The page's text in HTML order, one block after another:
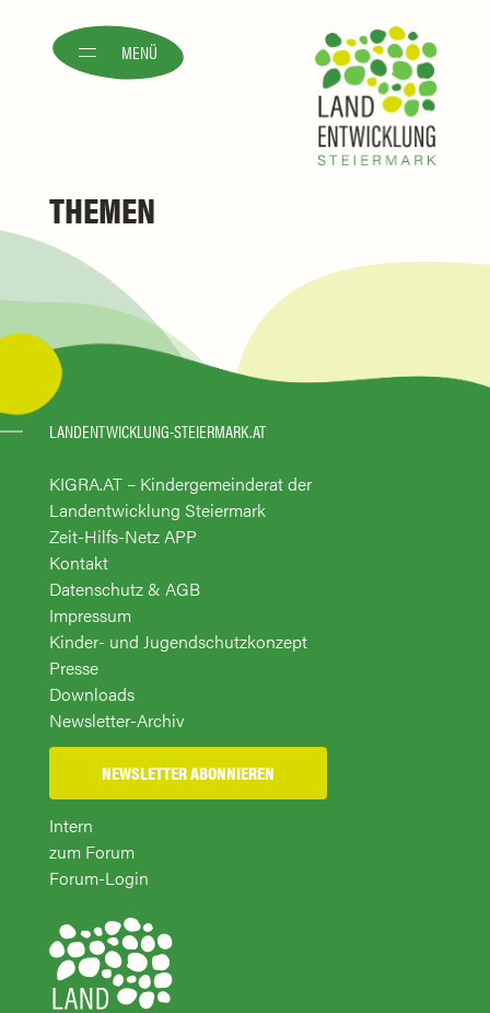
MENÜ
THEMEN
LANDENTWICKLUNG-STEIERMARK.AT
KIGRA.AT – Kindergemeinderat der
Landentwicklung Steiermark
Zeit-Hilfs-Netz APP
Kontakt
Datenschutz & AGB
Impressum
Kinder- und Jugendschutzkonzept
Presse
Downloads
Newsletter-Archiv
NEWSLETTER ABONNIEREN
Intern
zum Forum
Forum-Login